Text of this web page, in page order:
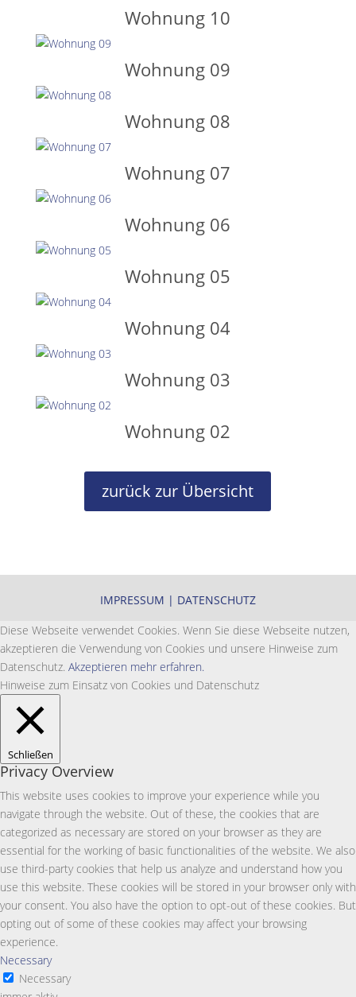
Wohnung 10
Wohnung 09
Wohnung 08
Wohnung 07
Wohnung 06
Wohnung 05
Wohnung 04
Wohnung 03
Wohnung 02
zurück zur Übersicht
IMPRESSUM | DATENSCHUTZ
Diese Webseite verwendet Cookies. Wenn Sie diese Webseite nutzen,
akzeptieren die Verwendung von Cookies und unsere Hinweise zum
Datenschutz. Akzeptieren mehr erfahren.
Hinweise zum Einsatz von Cookies und Datenschutz
Schließen
Privacy Overview
This website uses cookies to improve your experience while you
navigate through the website. Out of these, the cookies that are
categorized as necessary are stored on your browser as they are
essential for the working of basic functionalities of the website. We also
use third-party cookies that help us analyze and understand how you
use this website. These cookies will be stored in your browser only with
your consent. You also have the option to opt-out of these cookies. But
opting out of some of these cookies may affect your browsing
experience.
Necessary
Necessary